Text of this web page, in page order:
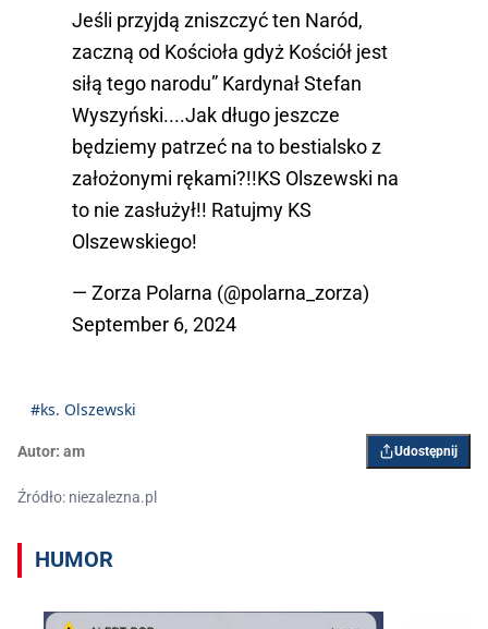
Jeśli przyjdą zniszczyć ten Naród,
zaczną od Kościoła gdyż Kościół jest
siłą tego narodu” Kardynał Stefan
Wyszyński....Jak długo jeszcze
będziemy patrzeć na to bestialsko z
założonymi rękami?!!KS Olszewski na
to nie zasłużył!! Ratujmy KS
Olszewskiego!
— Zorza Polarna (@polarna_zorza)
September 6, 2024
#ks. Olszewski
Autor: am Udostępnij
Źródło: niezalezna.pl
HUMOR